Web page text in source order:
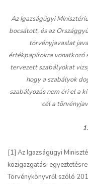
Az Igazságügyi
bocsátott, és az
törvényjavaslat
értékpapírokra vonatkozó
tervezett szabályokat
hogy a szabályok
szabályozás nem éri el a
cél a
[1] Az Igazságügyi
közigazgatási
Törvénykönyvről szóló